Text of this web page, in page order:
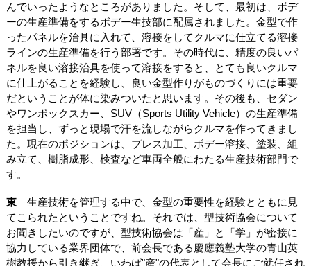
んでいったようなところがありました。そして、最初は、ボデ
ーの生産準備をするボデー生技部に配属されました。金型で作
ったパネルを治具に入れて、溶接をしてクルマに仕立てる溶接
ラインの生産準備を行う部署です。その時代に、精度の良いパ
ネルを良い溶接治具を使って溶接をすると、とても良いクルマ
に仕上がることを経験し、良い金型作りがものづくりには重要
だということが体に染みついたと思います。その後も、セダン
やワンボックスカー、SUV（Sports Utility Vehicle）の生産準備
を担当し、ずっと現場で汗を流しながらクルマを作ってきまし
た。現在のポジションは、プレス加工、ボデー溶接、塗装、組
み立て、樹脂成形、検査など車両全般にわたる生産技術部門で
す。
東生産技術を管理する中で、金型の重要性を経験とともに見
てこられたということですね。それでは、型技術協会について
お聞きしたいのですが、型技術協会は「産」と「学」が密接に
協力している業界団体で、前会長である慶應義塾大学の青山英
樹教授から引き継ぎ、いわば"産"の代表として会長にご就任され